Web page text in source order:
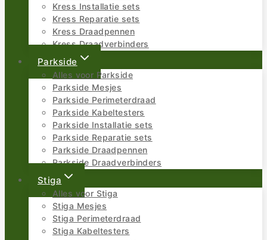
Kress Installatie sets
Kress Reparatie sets
Kress Draadpennen
Kress Draadverbinders
Parkside
Alles voor Parkside
Parkside Mesjes
Parkside Perimeterdraad
Parkside Kabeltesters
Parkside Installatie sets
Parkside Reparatie sets
Parkside Draadpennen
Parkside Draadverbinders
Stiga
Alles voor Stiga
Stiga Mesjes
Stiga Perimeterdraad
Stiga Kabeltesters